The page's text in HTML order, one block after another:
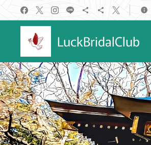
LuckBridalClub